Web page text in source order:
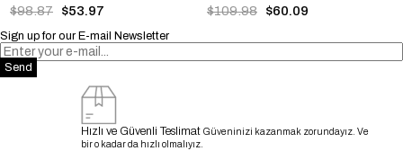
$53.97
$98.87 $60.09
$109.98
Sign up for our E-mail Newsletter
Send
Hızlı ve Güvenli Teslimat Güveninizi kazanmak zorundayız. Ve
bir o kadar da hızlı olmalıyız.